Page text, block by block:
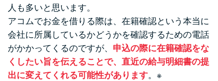
人も多いと思います。
アコムでお金を借りる際は、在籍確認という本当に
会社に所属しているかどうかを確認するための電話
がかかってくるのですが、 申込の際に在籍確認をな
くしたい旨を伝えることで、直近の給与明細書の提
出に変えてくれる可能性があります。※